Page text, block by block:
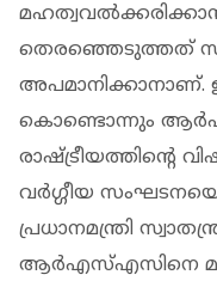
മഹത്വവൽക്കരിക്കാൻ
തെരഞ്ഞെടുത്തത്
കൊണ്ടൊന്നും
രാഷ്ട്രീയത്തിന്റെ
വർഗ്ഗീയ
പ്രധാനമന്ത്രി
ആർഎസ്എസിനെ